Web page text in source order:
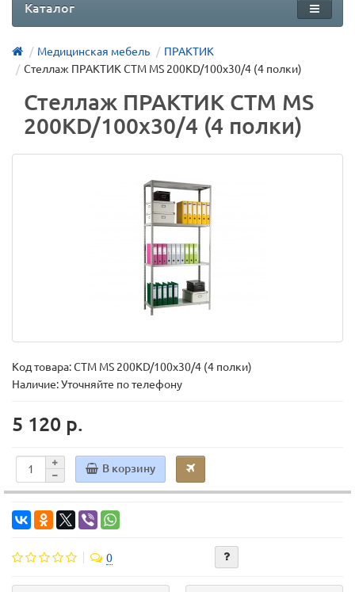
Каталог
Медицинская мебель
ПРАКТИК
Стеллаж ПРАКТИК СТМ MS 200KD/100х30/4 (4 полки)
Стеллаж ПРАКТИК СТМ MS
200KD/100х30/4 (4 полки)
Код товара:СТМ MS 200KD/100х30/4 (4 полки)
Наличие: Уточняйте по телефону
5 120 р.
В корзину
0